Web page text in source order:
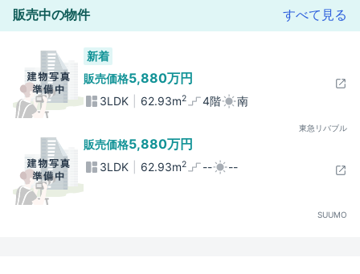
販売中の物件 すべて見る
新着
販売価格5,880万円
3LDK 62.93m2 4階 南
東急リバブル
販売価格5,880万円
3LDK 62.93m2 -- --
SUUMO